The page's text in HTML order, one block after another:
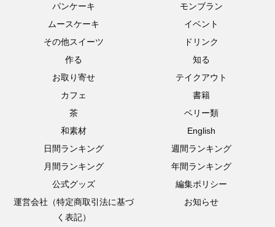
パンケーキ
モンブラン
ムースケーキ
イベント
その他スイーツ
ドリンク
作る
知る
お取り寄せ
テイクアウト
カフェ
書籍
茶
ベリー類
和素材
English
日間ランキング
週間ランキング
月間ランキング
年間ランキング
公式グッズ
編集ポリシー
運営会社（特定商取引法に基づ
く表記）
お知らせ